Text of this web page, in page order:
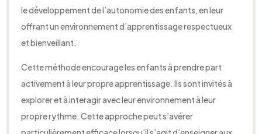
le développement de l’autonomie des enfants, en leur
offrant un environnement d’apprentissage respectueux
et bienveillant.
Cette méthode encourage les enfants à prendre part
activement à leur propre apprentissage. Ils sont invités à
explorer et à interagir avec leur environnement à leur
propre rythme. Cette approche peut s’avérer